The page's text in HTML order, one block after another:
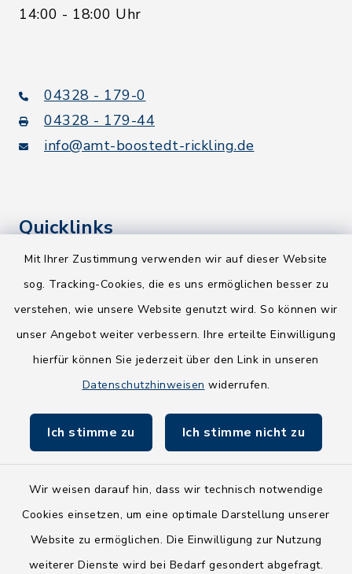
Mit Ihrer Zustimmung verwenden wir auf dieser Website
sog. Tracking-Cookies, die es uns ermöglichen besser zu
verstehen, wie unsere Website genutzt wird. So können wir
unser Angebot weiter verbessern. Ihre erteilte Einwilligung
hierfür können Sie jederzeit über den Link in unseren
Datenschutzhinweisen widerrufen.
Ich stimme zu Ich stimme nicht zu
Wir weisen darauf hin, dass wir technisch notwendige
Cookies einsetzen, um eine optimale Darstellung unserer
Website zu ermöglichen. Die Einwilligung zur Nutzung
weiterer Dienste wird bei Bedarf gesondert abgefragt.
14:00 - 18:00 Uhr
04328 - 179-0
04328 - 179-44
info@amt-boostedt-rickling.de
Quicklinks
Kreis Segeberg
NEU! Amtsbroschüre 2026
Holsteiner Auenland
Fundbüro